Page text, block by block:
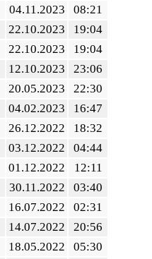
04.11.2023
08:21
22.10.2023
19:04
22.10.2023
19:04
12.10.2023
23:06
20.05.2023
22:30
04.02.2023
16:47
26.12.2022
18:32
03.12.2022
04:44
01.12.2022
12:11
30.11.2022
03:40
16.07.2022
02:31
14.07.2022
20:56
18.05.2022
05:30